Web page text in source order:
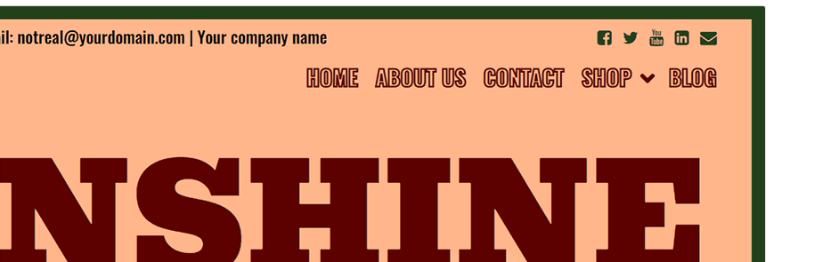
Commercial theme
This theme is free but offers additional paid
commercial upgrades or support.
10 Նոյեմբերի, 2024
Active installations